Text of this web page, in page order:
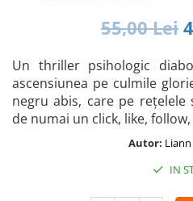
55,00 Lei
Un thriller psihologic
ascensiunea pe culmile
negru abis, care pe rețelele
de numai un click, like,
Autor:
IN